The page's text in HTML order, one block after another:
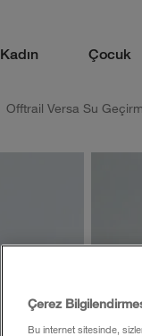
Kadın Çocuk
Offtrail Versa Su
Çerez
Bu internet sitesinde,